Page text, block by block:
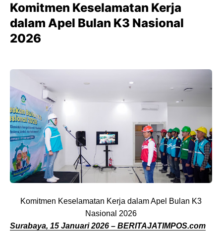
Komitmen Keselamatan Kerja
dalam Apel Bulan K3 Nasional
2026
Komitmen Keselamatan Kerja dalam Apel Bulan K3
Nasional 2026
Surabaya, 15 Januari 2026 – BERITAJATIMPOS.com